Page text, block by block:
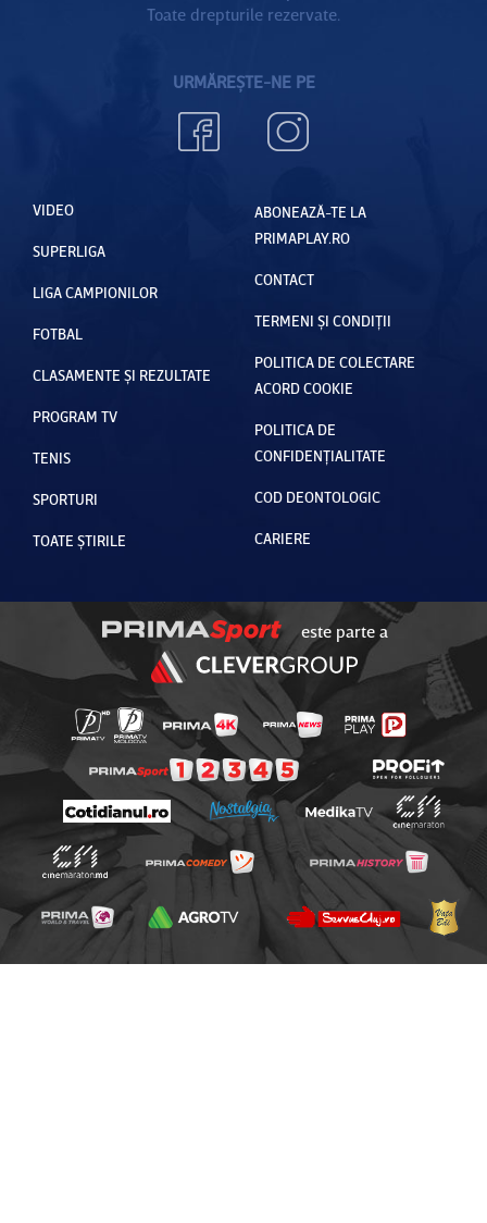
Toate drepturile rezervate.
URMĂREȘTE-NE PE
VIDEO
SUPERLIGA
LIGA CAMPIONILOR
FOTBAL
CLASAMENTE ȘI REZULTATE
PROGRAM TV
TENIS
SPORTURI
TOATE ȘTIRILE
ABONEAZĂ-TE LA
PRIMAPLAY.RO
CONTACT
TERMENI ȘI CONDIȚII
POLITICA DE COLECTARE
ACORD COOKIE
POLITICA DE
CONFIDENȚIALITATE
COD DEONTOLOGIC
CARIERE
este parte a